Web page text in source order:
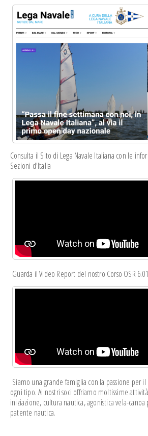
Consulta il Sito di Lega Navale Italiana con le
Sezioni d'Italia
Guarda il Video Report del nostro Corso OSR
Siamo una grande famiglia con la passione per
ogni tipo. Ai nostri soci offriamo moltissime
iniziazione, cultura nautica, agonistica vela-
patente nautica.